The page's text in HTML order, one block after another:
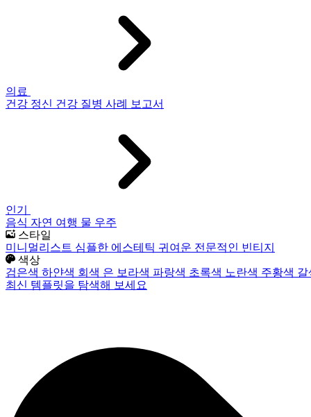
의료
건강 정신 건강 질병 사례 보고서
인기
음식 자연 여행 물 우주
스타일
미니멀리스트 심플한 에스테틱 귀여운 전문적인 빈티지
색상
검은색 하얀색 회색 은 보라색 파랑색 초록색 노란색 주황색
최신 템플릿을 탐색해 보세요